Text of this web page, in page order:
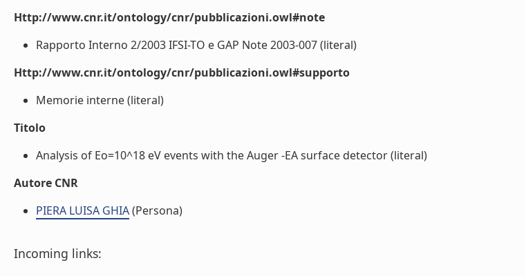
Http://www.cnr.it/ontology/cnr/pubblicazioni.owl#note
Rapporto Interno 2/2003 IFSI-TO e GAP Note 2003-007 (literal)
Http://www.cnr.it/ontology/cnr/pubblicazioni.owl#supporto
Memorie interne (literal)
Titolo
Analysis of Eo=10^18 eV events with the Auger -EA surface detector (literal)
Autore CNR
PIERA LUISA GHIA(Persona)
Incoming links: